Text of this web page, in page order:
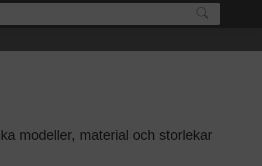
modeller, material och storlekar